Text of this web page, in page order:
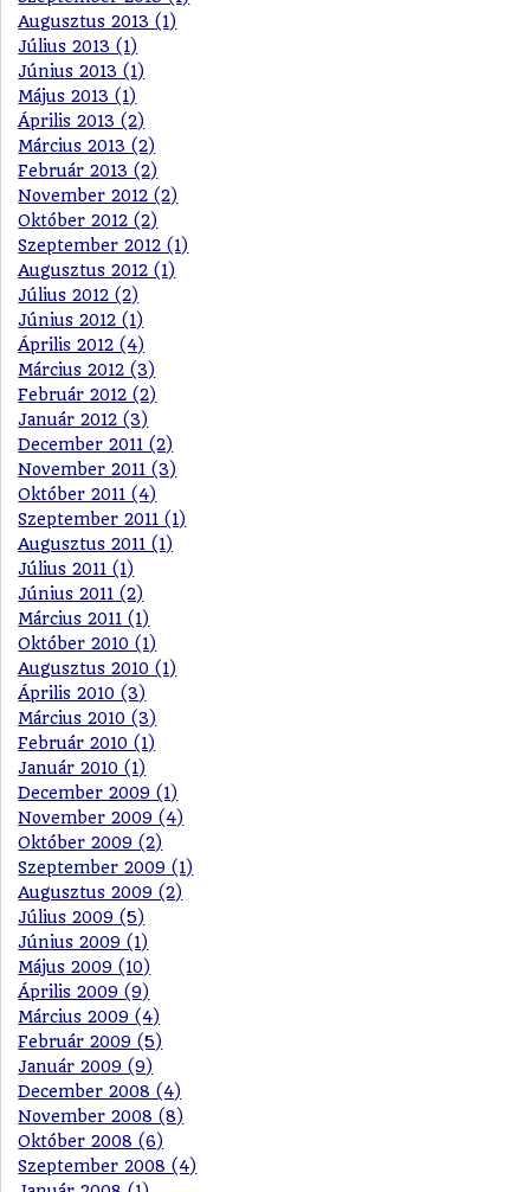
Augusztus 2013 (1)
Július 2013 (1)
Június 2013 (1)
Május 2013 (1)
Április 2013 (2)
Március 2013 (2)
Február 2013 (2)
November 2012 (2)
Október 2012 (2)
Szeptember 2012 (1)
Augusztus 2012 (1)
Július 2012 (2)
Június 2012 (1)
Április 2012 (4)
Március 2012 (3)
Február 2012 (2)
Január 2012 (3)
December 2011 (2)
November 2011 (3)
Október 2011 (4)
Szeptember 2011 (1)
Augusztus 2011 (1)
Július 2011 (1)
Június 2011 (2)
Március 2011 (1)
Október 2010 (1)
Augusztus 2010 (1)
Április 2010 (3)
Március 2010 (3)
Február 2010 (1)
Január 2010 (1)
December 2009 (1)
November 2009 (4)
Október 2009 (2)
Szeptember 2009 (1)
Augusztus 2009 (2)
Július 2009 (5)
Június 2009 (1)
Május 2009 (10)
Április 2009 (9)
Március 2009 (4)
Február 2009 (5)
Január 2009 (9)
December 2008 (4)
November 2008 (8)
Október 2008 (6)
Szeptember 2008 (4)